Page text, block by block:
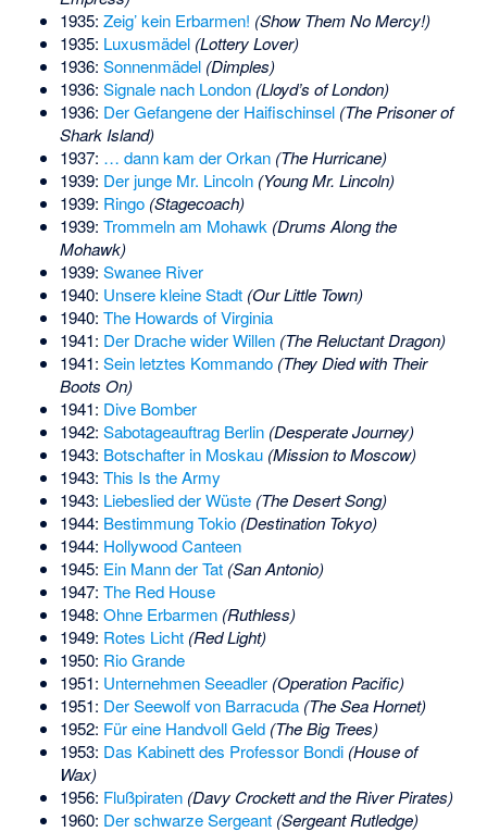
1935: Zeig’ kein Erbarmen! (Show Them No Mercy!)
1935: Luxusmädel (Lottery Lover)
1936: Sonnenmädel (Dimples)
1936: Signale nach London (Lloyd’s of London)
1936: Der Gefangene der Haifischinsel (The Prisoner of
Shark Island)
1937: … dann kam der Orkan (The Hurricane)
1939: Der junge Mr. Lincoln (Young Mr. Lincoln)
1939: Ringo (Stagecoach)
1939: Trommeln am Mohawk (Drums Along the
Mohawk)
1939: Swanee River
1940: Unsere kleine Stadt (Our Little Town)
1940: The Howards of Virginia
1941: Der Drache wider Willen (The Reluctant Dragon)
1941: Sein letztes Kommando (They Died with Their
Boots On)
1941: Dive Bomber
1942: Sabotageauftrag Berlin (Desperate Journey)
1943: Botschafter in Moskau (Mission to Moscow)
1943: This Is the Army
1943: Liebeslied der Wüste (The Desert Song)
1944: Bestimmung Tokio (Destination Tokyo)
1944: Hollywood Canteen
1945: Ein Mann der Tat (San Antonio)
1947: The Red House
1948: Ohne Erbarmen (Ruthless)
1949: Rotes Licht (Red Light)
1950: Rio Grande
1951: Unternehmen Seeadler (Operation Pacific)
1951: Der Seewolf von Barracuda (The Sea Hornet)
1952: Für eine Handvoll Geld (The Big Trees)
1953: Das Kabinett des Professor Bondi (House of
Wax)
1956: Flußpiraten (Davy Crockett and the River Pirates)
1960: Der schwarze Sergeant (Sergeant Rutledge)